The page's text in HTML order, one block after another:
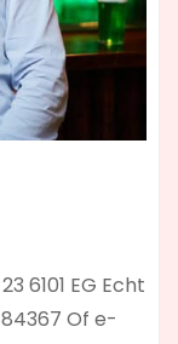
6101 EG Echt
Of e-